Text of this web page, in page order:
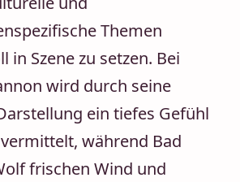
Themen
in Szene zu setzen. Bei
wird durch seine
ein tiefes Gefühl
während Bad
frischen Wind und